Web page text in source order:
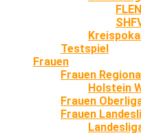
Testspiel
Frauen
Frauen
Holstein
Frauen
Frauen